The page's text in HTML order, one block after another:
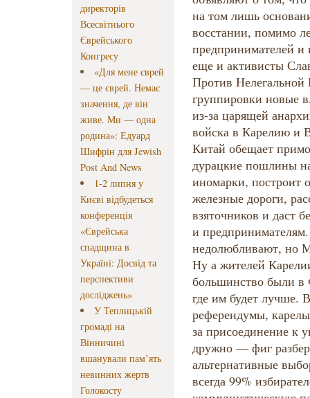
директорів
Всесвітнього
Єврейського
Конгресу
«Для мене єврей
— це єврей. Немає
значення, де він
живе. Ми — одна
родина»: Едуард
Шифрін для Jewish
Post And News
1-2 липня у
Києві відбудеться
конференція
«Єврейська
спадщина в
Україні: Досвід та
перспективи
досліджень»
У Теплицькій
громаді на
Вінничині
вшанували пам’ять
невинних жертв
Голокосту